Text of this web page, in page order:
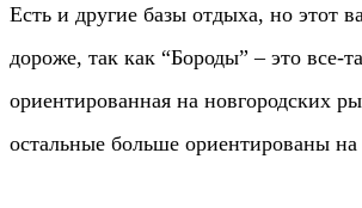
Есть и другие базы отдыха, но этот
дороже, так как “Бороды” – это все-
ориентированная на новгородских
остальные больше ориентированы на